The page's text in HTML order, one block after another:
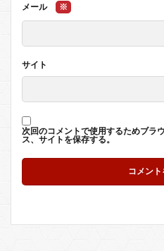
メール ※
サイト
次回のコメントで使用するためブラ
ス、サイトを保存する。